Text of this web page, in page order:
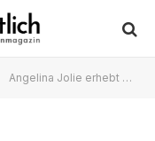
Angelina Jolie erhebt neue Gewaltvorwürfe gegen Brad Pitt